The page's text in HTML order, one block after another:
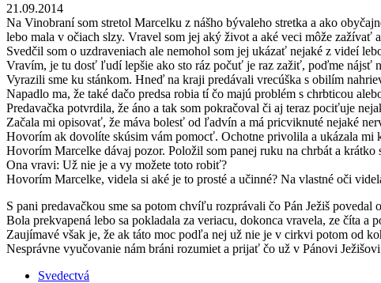
21.09.2014
Na Vinobraní som stretol Marcelku z nášho bývaleho stretka a ako
lebo mala v očiach slzy. Vravel som jej aký život a aké veci môže zažívať
Svedčil som o uzdraveniach ale nemohol som jej ukázať nejaké z videí
Vravím, je tu dosť ľudí lepšie ako sto ráz počuť je raz zažiť, poďme nájsť
Vyrazili sme ku stánkom. Hneď na kraji predávali vrecúška s obilím
Napadlo ma, že také dačo predsa robia tí čo majú problém s chrbticou
Predavačka potvrdila, že áno a tak som pokračoval či aj teraz pociťuje
Začala mi opisovať, že máva bolesť od ľadvín a má pricviknuté nejaké
Hovorím ak dovolíte skúsim vám pomocť. Ochotne privolila a ukázala mi
Hovorím Marcelke dávaj pozor. Položil som panej ruku na chrbát a
Ona vravi: Už nie je a vy možete toto robiť?
Hovorím Marcelke, videla si aké je to prosté a učinné? Na vlastné oči
S pani predavačkou sme sa potom chvíľu rozprávali čo Pán Ježiš
Bola prekvapená lebo sa pokladala za veriacu, dokonca vravela, ze číta a
Zaujímavé však je, že ak táto moc podľa nej už nie je v cirkvi potom od
Nesprávne vyučovanie nám bráni rozumiet a prijať čo už v Pánovi
Svedectvá